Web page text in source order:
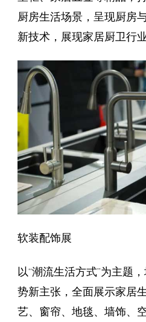
厨房生活场景，呈现厨房
新技术，展现家居厨卫行
软装配饰展
以“潮流生活方式”为主题
势新主张，全面展示家居
艺、窗帘、地毯、墙饰、